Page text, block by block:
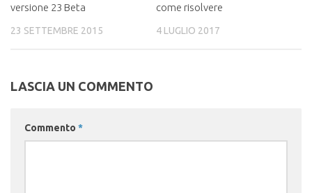
versione 23 Beta
23 SETTEMBRE 2015
come risolvere
4 LUGLIO 2017
LASCIA UN COMMENTO
Commento *